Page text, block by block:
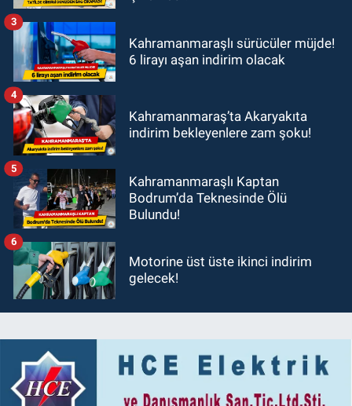
Kahramanmaraşlı sürücüler müjde!
6 lirayı aşan indirim olacak
3
Kahramanmaraş’ta Akaryakıta
indirim bekleyenlere zam şoku!
4
Kahramanmaraşlı Kaptan
Bodrum’da Teknesinde Ölü
Bulundu!
5
Motorine üst üste ikinci indirim
gelecek!
6